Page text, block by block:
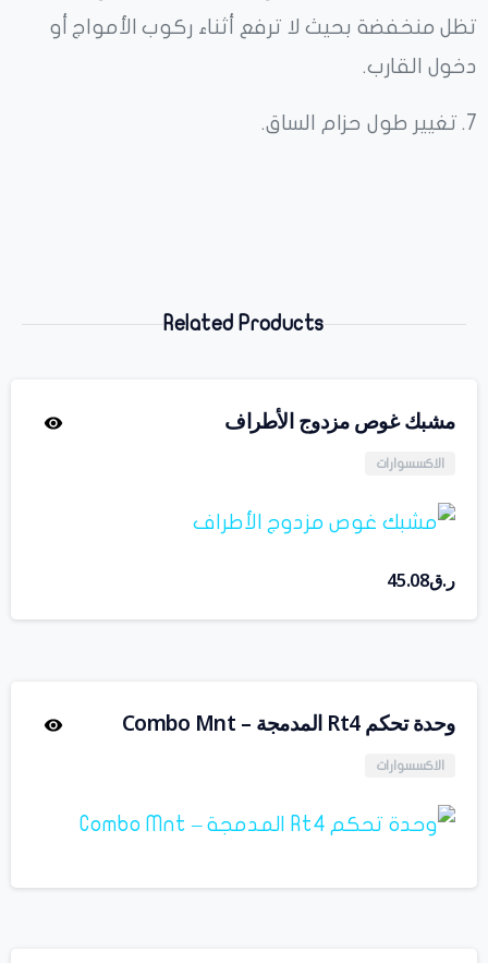
تظل منخفضة بحيث لا ترفع أثناء ركوب الأمواج أو
دخول القارب.
7. تغيير طول حزام الساق.
Related Products
مشبك غوص مزدوج الأطراف
الاكسسوارات
ر.ق45.08
وحدة تحكم Rt4 المدمجة – Combo Mnt
الاكسسوارات